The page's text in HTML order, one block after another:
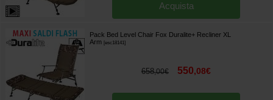
Acquista
Pack Bed Level Chair Fox Duralite+ Recliner XL
Arm [esc18141]
658,00€ 550,08€